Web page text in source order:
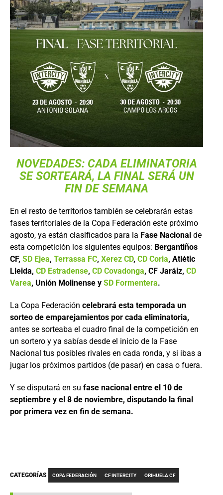
NOVEDADES: CADA ELIMINATORIA
SE SORTEARÁ, LA FINAL SERÁ UN
FIN DE SEMANA
En el resto de territorios también se celebrarán estas
fases territoriales de la Copa Federación este próximo
agosto, ya están clasificados para la Fase Nacional de
esta competición los siguientes equipos: Bergantiños
CF, SD Ejea, Terrassa FC, Xerez CD, CD Coria, Atlétic
Lleida, CD Estradense, CD Covadonga, CF Jaráiz, CD
Varea, Unión Molinense y SD Formentera.
La Copa Federación celebrará esta temporada un
sorteo de emparejamientos por cada eliminatoria,
antes se sorteaba el cuadro final de la competición en
un sortero y ya sabías desde el inicio de la Fase
Nacional tus posibles rivales en cada ronda, y si ibas a
jugar los próximos partidos (de pasar) en casa o fuera.
Y se disputará en su fase nacional entre el 10 de
septiembre y el 8 de noviembre, disputando la final
por primera vez en fin de semana.
CATEGORÍAS COPA FEDERACIÓN CF INTERCITY ORIHUELA CF